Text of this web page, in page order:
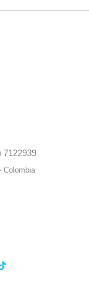
7122939
Colombia